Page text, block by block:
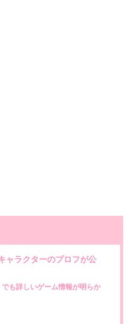
ャラクターのプロフが公
も詳しいゲーム情報が明らか